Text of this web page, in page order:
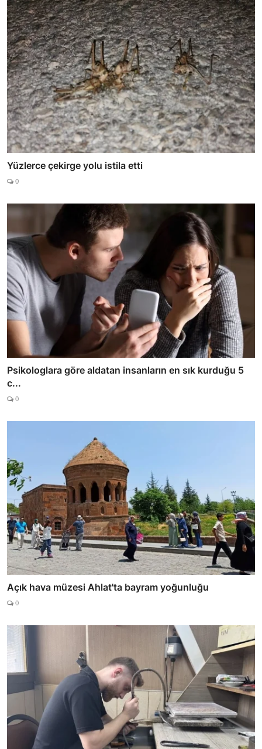
Yüzlerce çekirge yolu istila etti
0
Psikologlara göre aldatan insanların en sık kurduğu 5
c...
0
Açık hava müzesi Ahlat'ta bayram yoğunluğu
0